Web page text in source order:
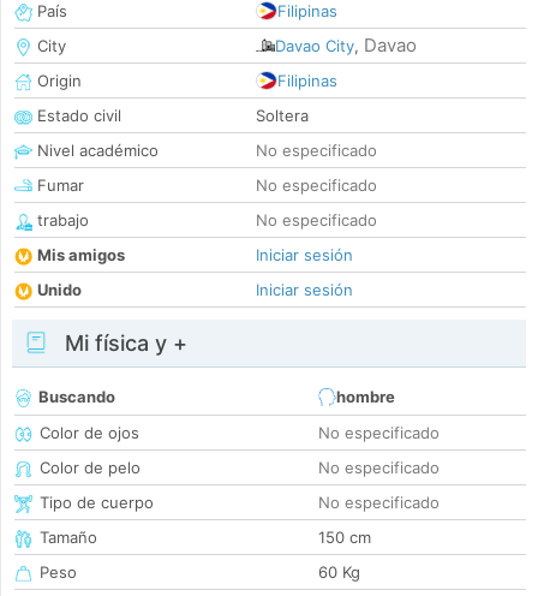
País
Filipinas
City
Davao City, Davao
Origin
Filipinas
Estado civil
Soltera
Nivel académico
No especificado
Fumar
No especificado
trabajo
No especificado
Mis amigos
Iniciar sesión
Unido
Iniciar sesión
Mi física y +
Buscando
hombre
Color de ojos
No especificado
Color de pelo
No especificado
Tipo de cuerpo
No especificado
Tamaño
150 cm
Peso
60 Kg